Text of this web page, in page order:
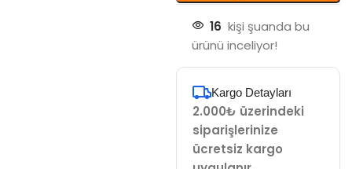
16 kişi şuanda bu
ürünü inceliyor!
Kargo Detayları
2.000₺ üzerindeki
siparişlerinize
ücretsiz kargo